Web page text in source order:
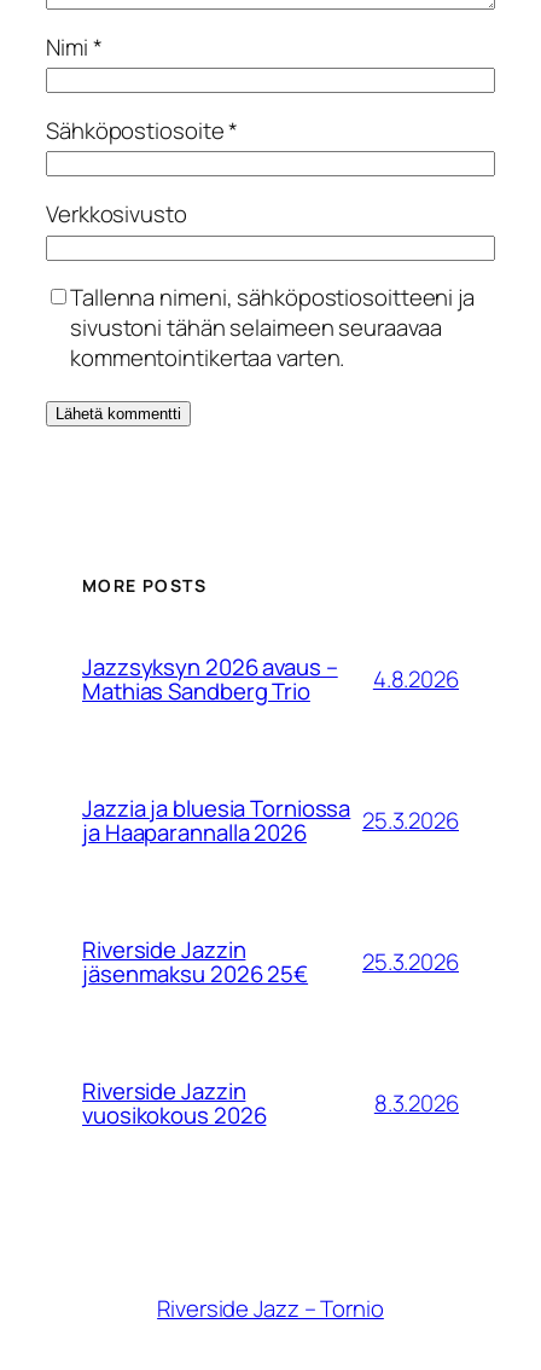
Nimi*
Sähköpostiosoite*
Verkkosivusto
Tallenna nimeni, sähköpostiosoitteeni ja
sivustoni tähän selaimeen seuraavaa
kommentointikertaa varten.
MORE POSTS
Jazzsyksyn 2026 avaus –
Mathias Sandberg Trio 4.8.2026
Jazzia ja bluesia Torniossa
ja Haaparannalla 2026 25.3.2026
Riverside Jazzin
jäsenmaksu 2026 25€ 25.3.2026
Riverside Jazzin
vuosikokous 2026 8.3.2026
Riverside Jazz – Tornio